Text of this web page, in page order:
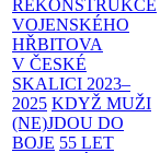
REKONSTRUKCE
VOJENSKÉHO
HŘBITOVA
V ČESKÉ
SKALICI 2023–
2025 KDYŽ MUŽI
(NE)JDOU DO
BOJE 55 LET